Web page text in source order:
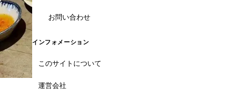
お問い合わせ
インフォメーション
このサイトについて
運営会社